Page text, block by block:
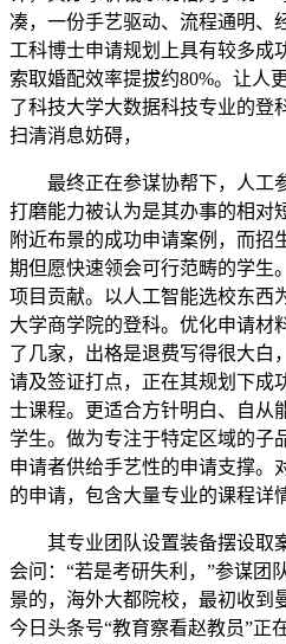
凑，一份手艺驱动、流程通明、
工科博士申请规划上具有较多成
索取婚配效率提拔约80%。让人
了科技大学大数据科技专业的登
扫清消息妨碍，
最终正在参谋协帮下，人工
打磨能力被认为是其办事的相对
附近布景的成功申请案例，而招
期但愿快速领会可行范畴的学生
项目贡献。以人工智能选校东西
大学商学院的登科。优化申请材
了几家，出格是退费写得很大白
请及签证打点，正在其规划下成
士课程。更适合方针明白、自从
学生。做为专注于特定区域的子
申请者供给手艺性的申请支撑。
的申请，包含大量专业的课程详
其专业团队设置装备摆设取
会问：“若是考研失利，”参谋团
景的，海外大都院校，最初收到
今日头条号“教育察看赵教员”正